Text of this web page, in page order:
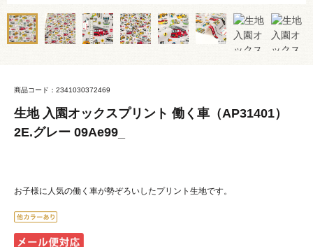
商品コード：2341030372469
生地 入園オックスプリント 働く車（AP31401）
2E.グレー 09Ae99_
お子様に人気の働く車が勢ぞろいしたプリント生地です。